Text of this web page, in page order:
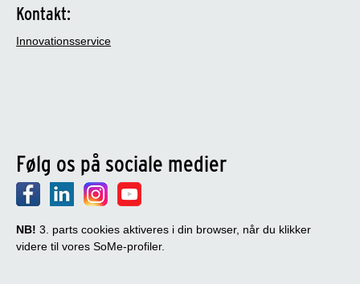
Kontakt:
Innovationsservice
Følg os på sociale medier
NB! 3. parts cookies aktiveres i din browser, når du klikker
videre til vores SoMe-profiler.